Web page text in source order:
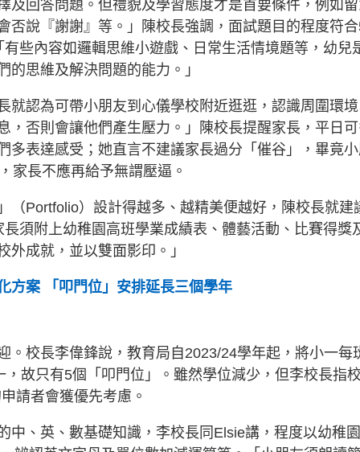
及回答問題。但禮貌及學習態度才是首要條件，例如
否說『謝謝』等。」陳校長強調，面試題目的程度符
些內容如邏輯思維小遊戲、日常生活情境題等，幼兒
思維及解決問題的能力。」
認為可帶小朋友到心儀學校附近逛逛，認識周圍環境
，否則會讓他們產生壓力。」陳校長提醒家長，平日
多表達感受；她直言不建議家長過分「催谷」，畢竟小
家長不應再給予無謂壓逼。
（Portfolio）設計得越多、越精美便越好，陳校長就建
須附上幼稚園高班學業成績表、體藝活動、比賽得獎
成就，並以雙面影印。」
方案 「叩門位」安排延長三個學年
。校長李偉鋒說，教育局自2023/24學年起，將小一每
故只有5個「叩門位」。雖然學位減少，但李校長指
請者會獲優先考慮。
中、英、數基礎知識，李校長同Elsie講，程度以幼稚